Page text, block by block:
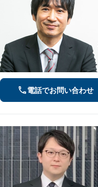
電話でお問い合わせ